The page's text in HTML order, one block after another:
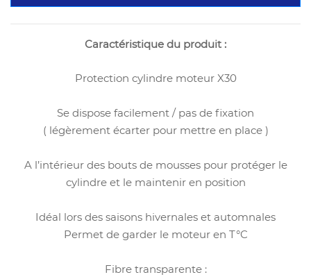
Caractéristique du produit :
Protection cylindre moteur X30
Se dispose facilement / pas de fixation
( légèrement écarter pour mettre en place )
A l’intérieur des bouts de mousses pour protéger le
cylindre et le maintenir en position
Idéal lors des saisons hivernales et automnales
Permet de garder le moteur en T°C
Fibre transparente :